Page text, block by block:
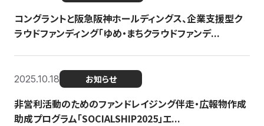
コングラントと阪急阪神ホールディングス、企業支援型ク
ラウドファンディング「ゆめ・まちクラウドファンデ...
2025.10.18 お知らせ
非営利活動のためのファンドレイジング伴走・広報物作成
助成プログラム「SOCIALSHIP2025」エ...